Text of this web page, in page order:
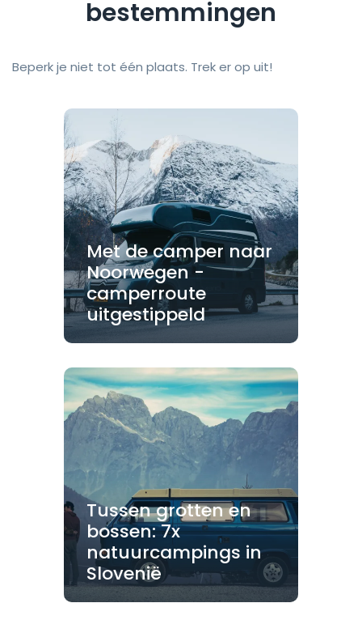
bestemmingen
Beperk je niet tot één plaats. Trek er op uit!
Met de camper naar
Noorwegen -
camperroute
uitgestippeld
Tussen grotten en
bossen: 7x
natuurcampings in
Slovenië